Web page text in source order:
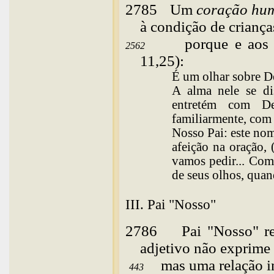
2785 Um coração
à condição de
2562porque e
11,25):
É um olhar sobre
A alma nele se
entretém com
familiarmente,
Nosso Pai: este
afeição na oração,
vamos pedir...
de seus olhos,
III. Pai "Nosso"
2786 Pai "Nosso"
adjetivo não
443 mas uma relação